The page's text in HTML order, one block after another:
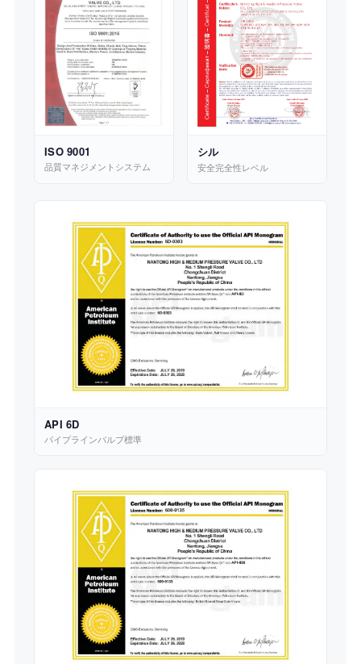
ISO 9001
品質マネジメントシステム
シル
安全完全性レベル
API 6D
パイプラインバルブ標準